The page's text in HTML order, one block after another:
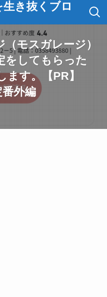
き抜くブロ
（モスガレージ）
をしてもらった
ます。【PR】
番外編